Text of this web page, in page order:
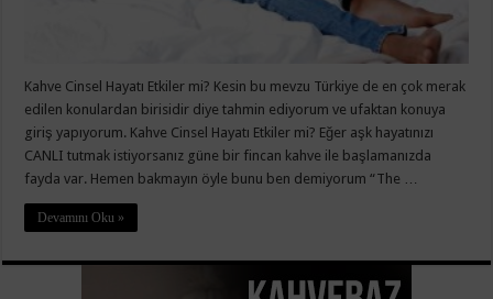
Kahve Cinsel Hayatı Etkiler mi? Kesin bu mevzu Türkiye de en çok merak
edilen konulardan birisidir diye tahmin ediyorum ve ufaktan konuya
giriş yapıyorum. Kahve Cinsel Hayatı Etkiler mi? Eğer aşk hayatınızı
CANLI tutmak istiyorsanız güne bir fincan kahve ile başlamanızda
fayda var. Hemen bakmayın öyle bunu ben demiyorum “The …
Devamını Oku »